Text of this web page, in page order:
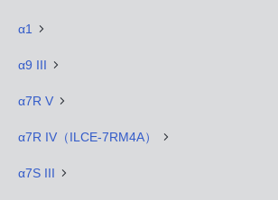
α1
α9 III
α7R V
α7R IV（ILCE-7RM4A）
α7S III